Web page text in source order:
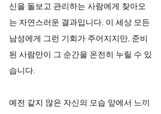
신을 돌보고 관리하는 사람에게 찾아오
는 자연스러운 결과입니다. 이 세상 모든
남성에게 그런 기회가 주어지지만, 준비
된 사람만이 그 순간을 온전히 누릴 수 있
습니다.
예전 같지 않은 자신의 모습 앞에서 느끼